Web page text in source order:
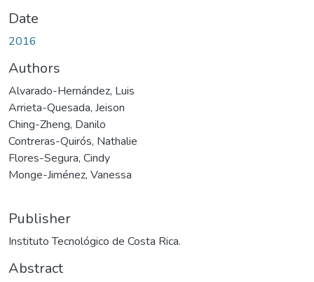
Date
2016
Authors
Alvarado-Hernández, Luis
Arrieta-Quesada, Jeison
Ching-Zheng, Danilo
Contreras-Quirós, Nathalie
Flores-Segura, Cindy
Monge-Jiménez, Vanessa
Publisher
Instituto Tecnológico de Costa Rica.
Abstract